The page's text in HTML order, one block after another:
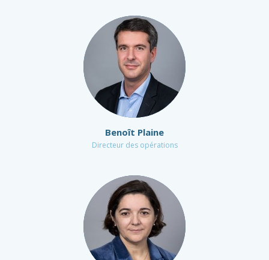
Benoît Plaine
Directeur des opérations